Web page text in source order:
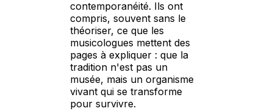
contemporanéité. Ils ont
compris, souvent sans le
théoriser, ce que les
musicologues mettent des
pages à expliquer : que la
tradition n'est pas un
musée, mais un organisme
vivant qui se transforme
pour survivre.